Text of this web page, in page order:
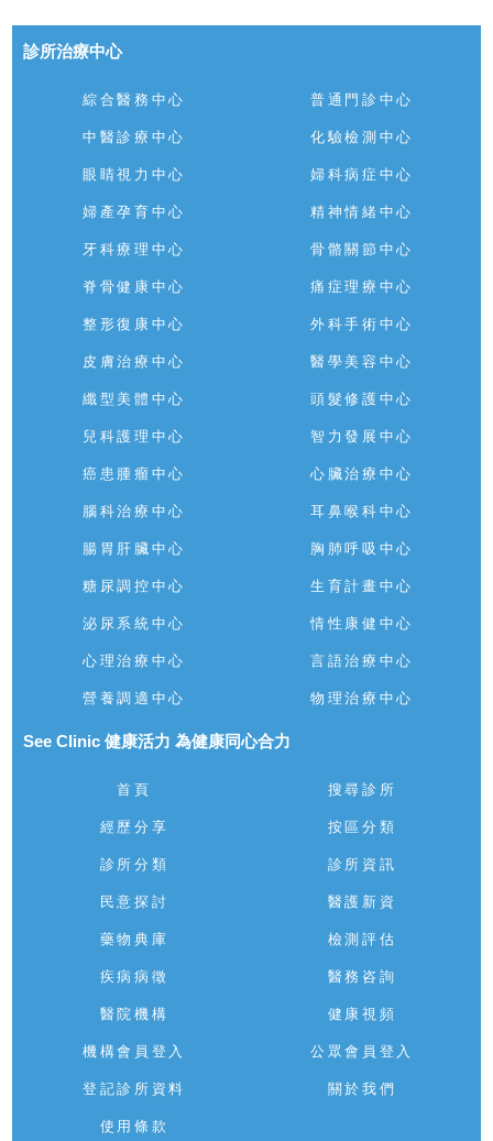
診所治療中心
綜合醫務中心 普通門診中心
中醫診療中心 化驗檢測中心
眼睛視力中心 婦科病症中心
婦產孕育中心 精神情緒中心
牙科療理中心 骨骼關節中心
脊骨健康中心 痛症理療中心
整形復康中心 外科手術中心
皮膚治療中心 醫學美容中心
纖型美體中心 頭髮修護中心
兒科護理中心 智力發展中心
癌患腫瘤中心 心臟治療中心
腦科治療中心 耳鼻喉科中心
腸胃肝臟中心 胸肺呼吸中心
糖尿調控中心 生育計畫中心
泌尿系統中心 情性康健中心
心理治療中心 言語治療中心
營養調適中心 物理治療中心
See Clinic 健康活力 為健康同心合力
首頁 搜尋診所
經歷分享 按區分類
診所分類 診所資訊
民意探討 醫護新資
藥物典庫 檢測評估
疾病病徵 醫務咨詢
醫院機構 健康視頻
機構會員登入 公眾會員登入
登記診所資料 關於我們
使用條款